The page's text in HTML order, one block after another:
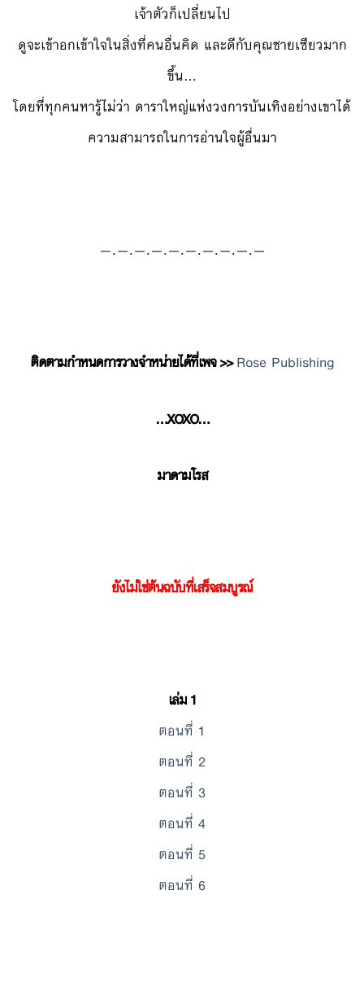
เจ้าตัวก็เปลี่ยนไป
ดูจะเข้าอกเข้าใจในสิ่งที่คนอื่นคิด และดีกับคุณชายเซียวมาก
ขึ้น…
โดยที่ทุกคนหารู้ไม่ว่า ดาราใหญ่แห่งวงการบันเทิงอย่างเขาได้
ความสามารถในการอ่านใจผู้อื่นมา
—.—.—.—.—.—.—.—.—.—
ติดตามกำหนดการวางจำหน่ายได้ที่เพจ >>Rose Publishing
…XOXO…
มาดามโรส
ยังไม่ใช่ต้นฉบับที่เสร็จสมบูรณ์
เล่ม 1
ตอนที่ 1
ตอนที่ 2
ตอนที่ 3
ตอนที่ 4
ตอนที่ 5
ตอนที่ 6